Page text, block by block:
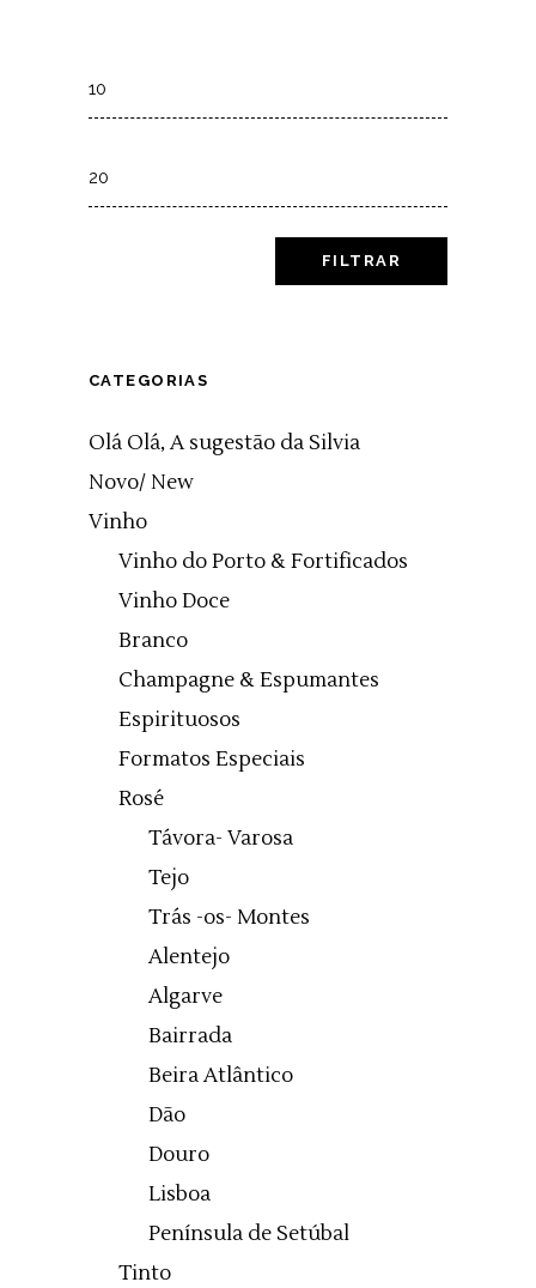
FILTRAR
CATEGORIAS
Olá Olá, A sugestão da Silvia
Novo/ New
Vinho
Vinho do Porto & Fortificados
Vinho Doce
Branco
Champagne & Espumantes
Espirituosos
Formatos Especiais
Rosé
Távora- Varosa
Tejo
Trás -os- Montes
Alentejo
Algarve
Bairrada
Beira Atlântico
Dão
Douro
Lisboa
Península de Setúbal
Tinto